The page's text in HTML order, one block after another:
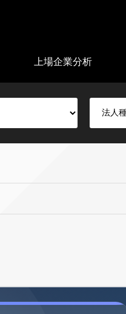
上場企業分析